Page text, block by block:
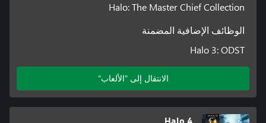
Halo: The Master Chief Collection
الوظائف الإضافية المضمنة
Halo 3: ODST
الانتقال إلى "الألعاب"